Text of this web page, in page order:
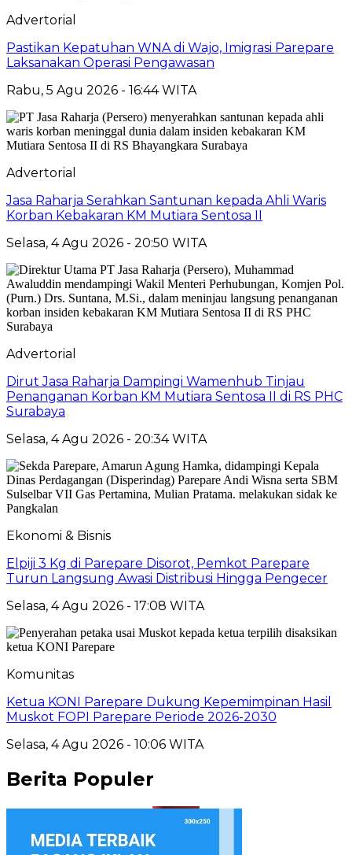
Advertorial
Pastikan Kepatuhan WNA di Wajo, Imigrasi Parepare
Laksanakan Operasi Pengawasan
Rabu, 5 Agu 2026 - 16:44 WITA
Advertorial
Jasa Raharja Serahkan Santunan kepada Ahli Waris
Korban Kebakaran KM Mutiara Sentosa II
Selasa, 4 Agu 2026 - 20:50 WITA
Advertorial
Dirut Jasa Raharja Dampingi Wamenhub Tinjau
Penanganan Korban KM Mutiara Sentosa II di RS PHC
Surabaya
Selasa, 4 Agu 2026 - 20:34 WITA
Ekonomi & Bisnis
Elpiji 3 Kg di Parepare Disorot, Pemkot Parepare
Turun Langsung Awasi Distribusi Hingga Pengecer
Selasa, 4 Agu 2026 - 17:08 WITA
Komunitas
Ketua KONI Parepare Dukung Kepemimpinan Hasil
Muskot FOPI Parepare Periode 2026-2030
Selasa, 4 Agu 2026 - 10:06 WITA
Berita Populer